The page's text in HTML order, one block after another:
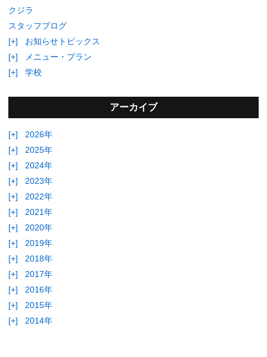
クジラ
スタッフブログ
[+]
お知らせトピックス
[+]
メニュー・プラン
[+]
学校
アーカイブ
[+]
2026年
[+]
2025年
[+]
2024年
[+]
2023年
[+]
2022年
[+]
2021年
[+]
2020年
[+]
2019年
[+]
2018年
[+]
2017年
[+]
2016年
[+]
2015年
[+]
2014年